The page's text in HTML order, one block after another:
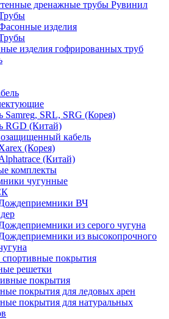
дренажные трубы Рувинил
изделия
изделия гофрированных труб
Samreg, SRL, SRG (Корея)
RGD (Китай)
кабель
(Корея)
(Китай)
комплекты
чугунные
ВЧ
из серого чугуна
из высокопрочного
покрытия
решетки
покрытия
покрытия для ледовых арен
покрытия для натуральных